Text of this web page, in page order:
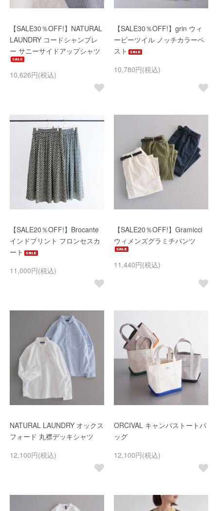
【SALE30％OFF!】NATURAL
LAUNDRY コードシャンブレ
ー サニーサイドアップシャツ
10,626円(税込)
【SALE30％OFF!】grin ウィ
ービーツイル ノッチカラーベ
スト
10,780円(税込)
【SALE20％OFF!】Brocante
インドプリント フロンセスカ
ート
11,000円(税込)
【SALE20％OFF!】Gramicci
ウィメンズグラミチパンツ
11,440円(税込)
NATURAL LAUNDRY オックス
フォード 丸襟デッキシャツ
12,100円(税込)
ORCIVAL キャンバストートバ
ッグ
12,100円(税込)